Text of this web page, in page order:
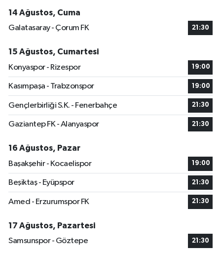
14 Ağustos, Cuma
Galatasaray - Çorum FK
21:30
15 Ağustos, Cumartesi
Konyaspor - Rizespor
19:00
Kasımpaşa - Trabzonspor 19:00
Gençlerbirliği S.K. - Fenerbahçe 21:30
Gaziantep FK - Alanyaspor 21:30
16 Ağustos, Pazar
Başakşehir - Kocaelispor
19:00
Beşiktaş - Eyüpspor 21:30
Amed - Erzurumspor FK 21:30
17 Ağustos, Pazartesi
Samsunspor - Göztepe
21:30